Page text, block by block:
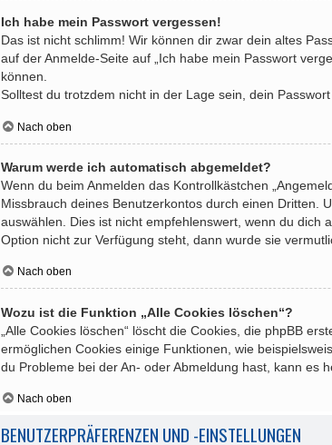
Ich habe mein Passwort vergessen!
Das ist nicht schlimm! Wir können dir zwar dein altes
auf der Anmelde-Seite auf „Ich habe mein Passwort
können.
Solltest du trotzdem nicht in der Lage sein, dein
Nach oben
Warum werde ich automatisch abgemeldet?
Wenn du beim Anmelden das Kontrollkästchen
Missbrauch deines Benutzerkontos durch einen Dritten.
auswählen. Dies ist nicht empfehlenswert, wenn du dich
Option nicht zur Verfügung steht, dann wurde sie
Nach oben
Wozu ist die Funktion „Alle Cookies löschen“?
„Alle Cookies löschen“ löscht die Cookies, die phpBB
ermöglichen Cookies einige Funktionen, wie
du Probleme bei der An- oder Abmeldung hast, kann es
Nach oben
BENUTZERPRÄFERENZEN UND -EINSTELLUNGEN